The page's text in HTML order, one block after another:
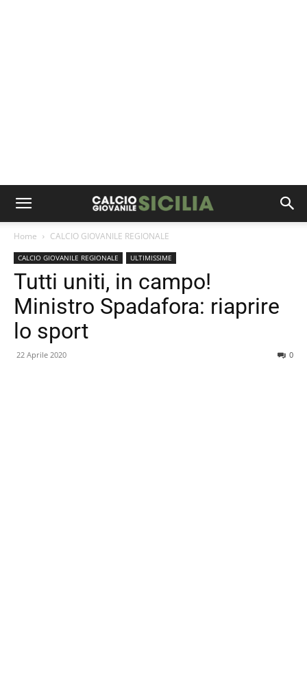
Home CALCIO GIOVANILE REGIONALE
CALCIO GIOVANILE REGIONALE ULTIMISSIME
Tutti uniti, in campo!
Ministro Spadafora: riaprire
lo sport
22 Aprile 2020 0